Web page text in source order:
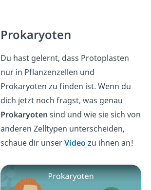
Prokaryoten
Du hast gelernt, dass Protoplasten
nur in Pflanzenzellen und
Prokaryoten zu finden ist. Wenn du
dich jetzt noch fragst, was genau
Prokaryoten sind und wie sie sich von
anderen Zelltypen unterscheiden,
schaue dir unserVideozu ihnen an!